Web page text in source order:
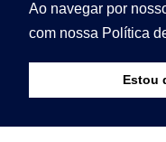
Ao navegar por
com nossa Política
Estou